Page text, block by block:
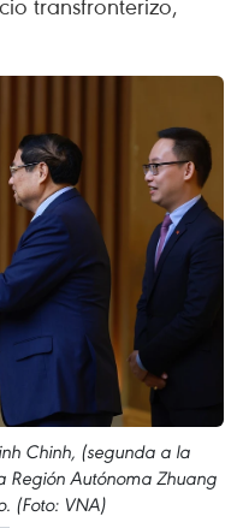
Chinh, (segunda a la
Región Autónoma Zhuang
(Foto: VNA)